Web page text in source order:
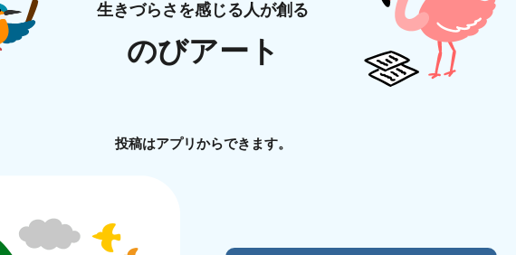
生きづらさを感じる人が創る
のびアート
投稿はアプリからできます。